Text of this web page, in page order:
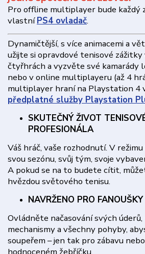
Pro offline multiplayer bude každý
vlastníPS4 ovladač.
Dynamičtější, s více animacemi a
užijte si opravdové tenisové zážitky
čtyřhrách a vyzvěte své kamarády
nebo v online multiplayeru (až 4
multiplayer hraní na Playstation 4
předplatné služby Playstation
SKUTEČNÝ ŽIVOT
PROFESIONÁLA
Váš hráč, vaše rozhodnutí. V
svou sezónu, svůj tým, svoje
A pokud se na to budete cítit,
hvězdou světového tenisu.
NAVRŽENO PRO
Ovládněte načasování svých
mechanismy a všechny pohyby,
soupeřem – jen tak pro zábavu